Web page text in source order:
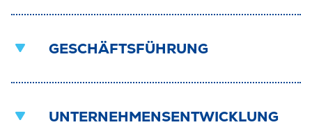
GESCHÄFTSFÜHRUNG
UNTERNEHMENSENTWICKLUNG